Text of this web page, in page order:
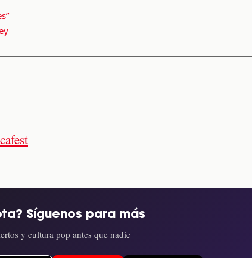
Síguenos para más
y cultura pop antes que nadie